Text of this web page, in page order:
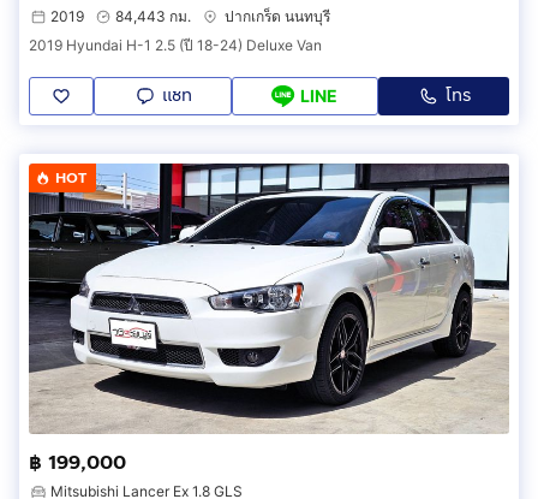
2019
84,443 กม.
ปากเกร็ด นนทบุรี
2019 Hyundai H-1 2.5 (ปี 18-24) Deluxe Van
แชท LINE โทร
HOT
฿ 199,000
Mitsubishi Lancer Ex 1.8 GLS